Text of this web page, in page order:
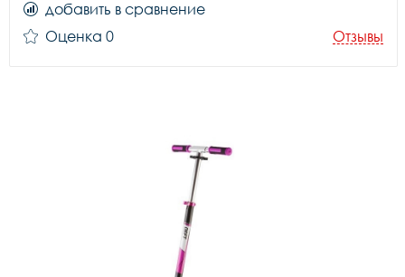
добавить в сравнение
Оценка 0
Отзывы